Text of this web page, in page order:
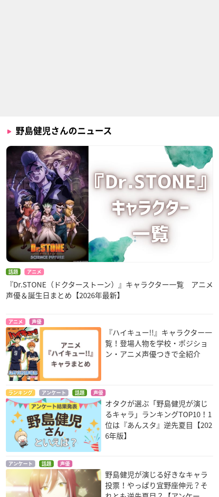
ハイスクールD×D H
ERO
木場祐斗
斉木楠雄のΨ難（第2
期）
斉木空助
一人之下 the outcas
t 羅天大醮篇
徐三（じょさん）
干物妹！うまるちゃ
土間タイヘイ
クズの本懐
ユーリ!!! on ICE
リ・スンギル
一人之下 the outcas
徐三
腐男子高校生活
中村俊明
野島健児さんのニュース
話題 アニメ
『Dr.STONE（ドクターストーン）』キャラクター一覧 アニメ
声優＆誕生日まとめ【2026年最新】
アニメ 声優
『ハイキュー!!』キャラクター一
覧！登場人物を学校・ポジショ
ン・アニメ声優つきで全紹介
ランキング アンケート 話題 声優
オタクが選ぶ「野島健児が演じ
るキャラ」ランキングTOP10！1
位は『あんスタ』逆先夏目【202
6年版】
アンケート 話題 声優
野島健児が演じる好きなキャラ
投票！やっぱり宜野座伸元？そ